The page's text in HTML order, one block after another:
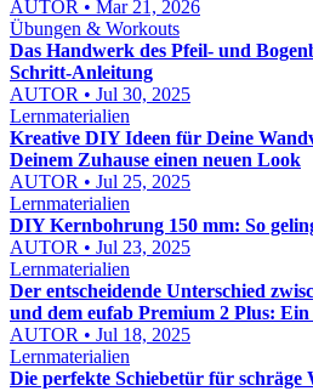
AUTOR • Mar 21, 2026
Übungen & Workouts
Das Handwerk des Pfeil- und
Schritt-Anleitung
AUTOR • Jul 30, 2025
Lernmaterialien
Kreative DIY Ideen für Deine
Deinem Zuhause einen neuen Look
AUTOR • Jul 25, 2025
Lernmaterialien
DIY Kernbohrung 150 mm: So
AUTOR • Jul 23, 2025
Lernmaterialien
Der entscheidende Unterschied
und dem eufab Premium 2 Plus:
AUTOR • Jul 18, 2025
Lernmaterialien
Die perfekte Schiebetür für schräge